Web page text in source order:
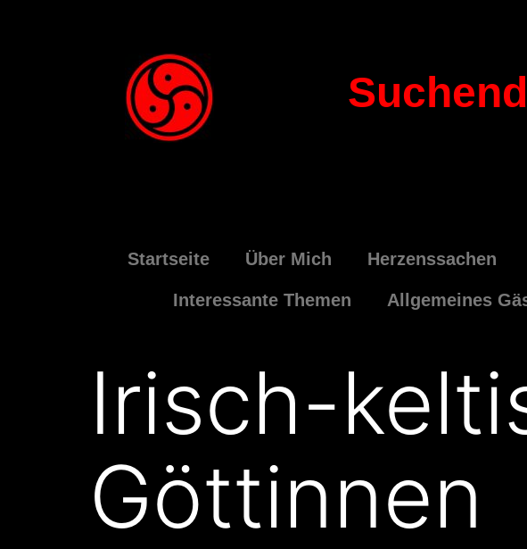
Startseite Über Mich Herzenssachen
Interessante Themen Allgemeines
Irisch-
Göttinnen